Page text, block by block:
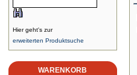
Hier geht's zur
erweiterten Produktsuche
WARENKORB